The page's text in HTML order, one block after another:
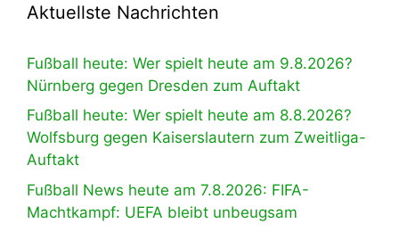
Aktuellste Nachrichten
Fußball heute: Wer spielt heute am 9.8.2026?
Nürnberg gegen Dresden zum Auftakt
Fußball heute: Wer spielt heute am 8.8.2026?
Wolfsburg gegen Kaiserslautern zum Zweitliga-
Auftakt
Fußball News heute am 7.8.2026: FIFA-
Machtkampf: UEFA bleibt unbeugsam